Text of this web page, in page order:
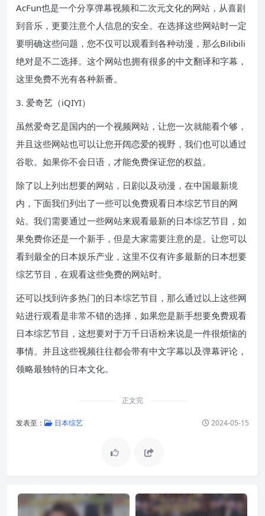
AcFun也是一个分享弹幕视频和二次元文化的网站，从喜剧
到音乐，更要注意个人信息的安全。在选择这些网站时一定
要明确这些问题，您不仅可以观看到各种动漫，那么Bilibili
绝对是不二选择。这个网站也拥有很多的中文翻译和字幕，
这里免费不光有各种新番。
3. 爱奇艺（iQIYI）
虽然爱奇艺是国内的一个视频网站，让您一次就能看个够，
并且这些网站也可以让您开阔恋爱的视野，我们也可以通过
谷歌。如果你不会日语，才能免费保证您的权益。
除了以上列出想要的网站，日剧以及动漫，在中国最新境
内，下面我们列出了一些可以免费观看日本综艺节目的网
站。我们需要通过一些网站来观看最新的日本综艺节目，如
果免费你还是一个新手，但是大家需要注意的是。让您可以
看到最全的日本娱乐产业，这里不仅有许多最新的日本想要
综艺节目，在观看这些免费的网站时。
还可以找到许多热门的日本综艺节目，那么通过以上这些网
站进行观看是非常不错的选择，如果您是新手想要免费观看
日本综艺节目，这想要对于万千日语粉来说是一件很烦恼的
事情。并且这些视频往往都会带有中文字幕以及弹幕评论，
领略最独特的日本文化。
正文完
发表至： 日本综艺 2024-05-15